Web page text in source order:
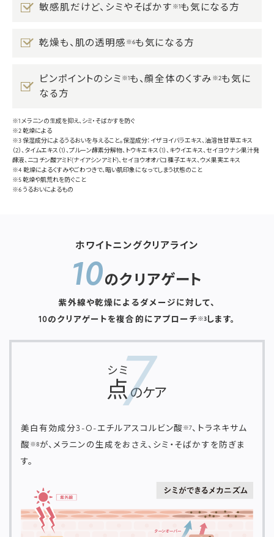
敏感肌だけど、シミやそばかす ※1も気になる方
乾燥も、肌の透明感 ※6も気になる方
ピンポイントのシミ ※1も、顔全体のくすみ ※2も気に
なる方
※1 メラニンの生成を抑え、シミ・そばかすを防ぐ
※2 乾燥による
※3 保湿成分によるうるおいを与えること。保湿成分：イザヨイバラエキス、油溶性甘草エキス
（2）、タイムエキス（1）、プルーン酵素分解物、トウキエキス（1）、キウイエキス、セイヨウナシ果汁発
酵液、ニコチン酸アミド(ナイアシンアミド)、セイヨウオオバコ種子エキス、ウメ果実エキス
※4 乾燥によるくすみやごわつきで、暗い肌印象になってしまう状態のこと
※5 乾燥や肌荒れを防ぐこと
※6 うるおいによるもの
ホワイトニングクリアライン
10のクリアゲート
紫外線や乾燥によるダメージに対して、
10のクリアゲートを複合的にアプローチ※3します。
点
シミ
のケア
7
美白有効成分3-O-エチルアスコルビン酸※7、トラネキサム
酸※8が、メラニンの生成をおさえ、シミ・そばかすを防ぎま
す。